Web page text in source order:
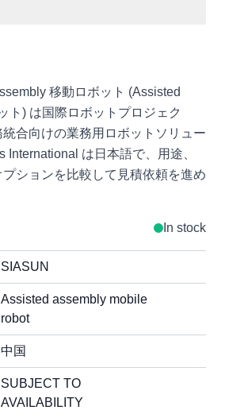
移動ロボット (Assisted
ト) は国際ロボットプロジェク
統合向けの業務用ロボットソリュー
International は日本語で、用途、
ションを比較して見積依頼を進め
In stock
SIASUN
Assisted assembly mobile
robot
中国
SUBJECT TO
AVAILABILITY